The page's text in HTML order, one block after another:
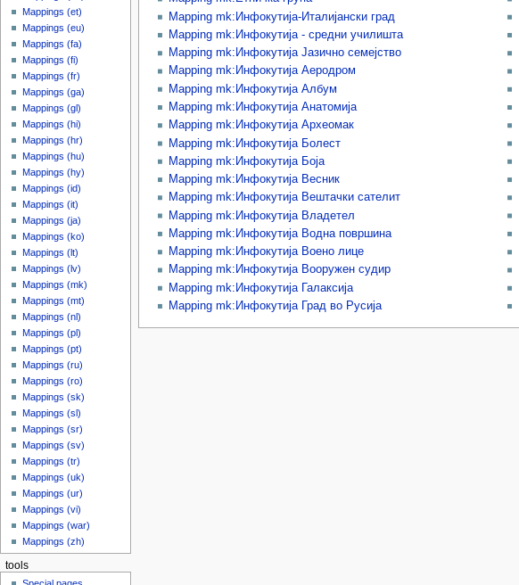
Mapping mk:Инфокутија-Италијански град
Mapping mk:Инфокутија - средни училишта
Mapping mk:Инфокутија Јазично семејство
Mapping mk:Инфокутија Аеродром
Mapping mk:Инфокутија Албум
Mapping mk:Инфокутија Анатомија
Mapping mk:Инфокутија Археомак
Mapping mk:Инфокутија Болест
Mapping mk:Инфокутија Боја
Mapping mk:Инфокутија Весник
Mapping mk:Инфокутија Вештачки сателит
Mapping mk:Инфокутија Владетел
Mapping mk:Инфокутија Водна површина
Mapping mk:Инфокутија Воено лице
Mapping mk:Инфокутија Вооружен судир
Mapping mk:Инфокутија Галаксија
Mapping mk:Инфокутија Град во Русија
Mappings (et)
Mappings (eu)
Mappings (fa)
Mappings (fi)
Mappings (fr)
Mappings (ga)
Mappings (gl)
Mappings (hi)
Mappings (hr)
Mappings (hu)
Mappings (hy)
Mappings (id)
Mappings (it)
Mappings (ja)
Mappings (ko)
Mappings (lt)
Mappings (lv)
Mappings (mk)
Mappings (mt)
Mappings (nl)
Mappings (pl)
Mappings (pt)
Mappings (ru)
Mappings (ro)
Mappings (sk)
Mappings (sl)
Mappings (sr)
Mappings (sv)
Mappings (tr)
Mappings (uk)
Mappings (ur)
Mappings (vi)
Mappings (war)
Mappings (zh)
tools